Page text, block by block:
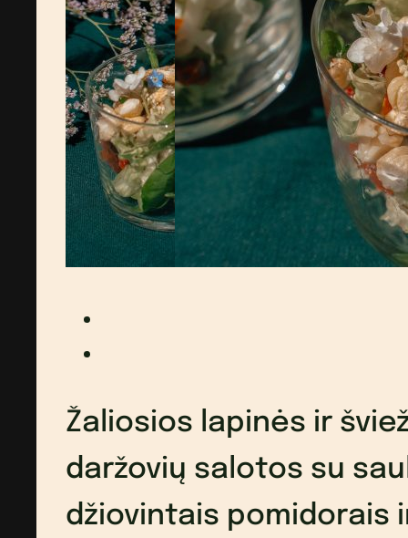
Žaliosios lapinės ir
daržovių salotos su
džiovintais pomidorais